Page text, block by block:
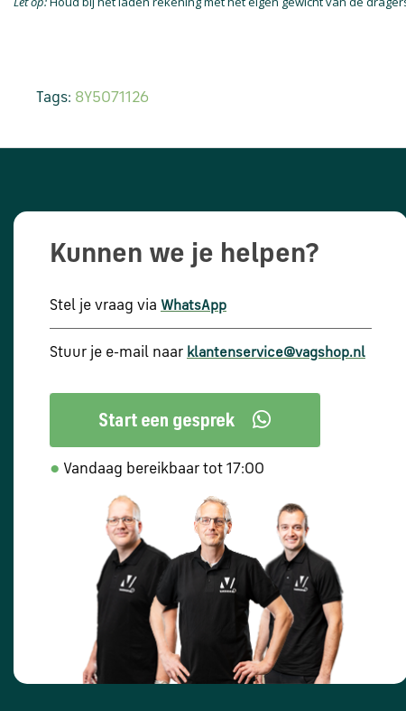
Tags: 8Y5071126
Kunnen we je helpen?
Stel je vraag via WhatsApp
Stuur je e-mail naar klantenservice@vagshop.nl
● Vandaag bereikbaar tot 17:00